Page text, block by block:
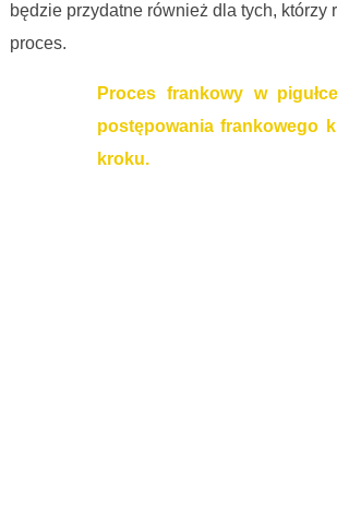
będzie przydatne również dla tych, którzy
proces.
Proces frankowy w
postępowania frankowego
kroku.